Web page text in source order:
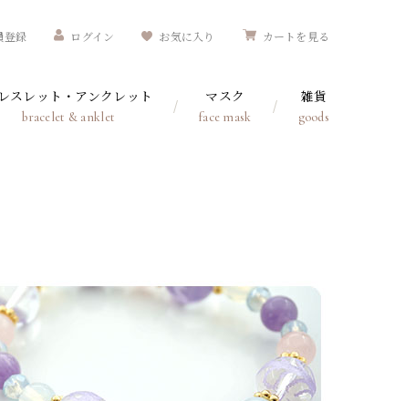
登録 ログイン お気に入り カートを見る
スレット・アンクレット
bracelet & anklet
マスク
face mask
雑貨
goods